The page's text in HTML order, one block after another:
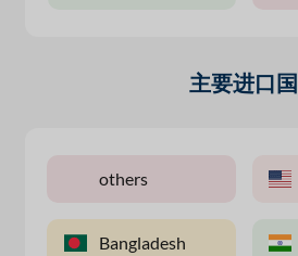
主要进口国
others
Bangladesh